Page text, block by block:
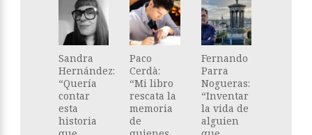
Sandra
Hernández:
“Quería
contar
esta
historia
Paco
Cerdà:
“Mi libro
rescata la
memoria
de
Fernando
Parra
Nogueras:
“Inventar
la vida de
alguien